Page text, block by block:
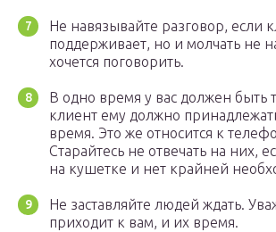
Не навязывайте разговор, если
поддерживает, но и молчать не
хочется поговорить.
В одно время у вас должен быть
клиент ему должно
время. Это же относится к
Старайтесь не отвечать на них,
на кушетке и нет крайней
Не заставляйте людей ждать.
приходит к вам, и их время.